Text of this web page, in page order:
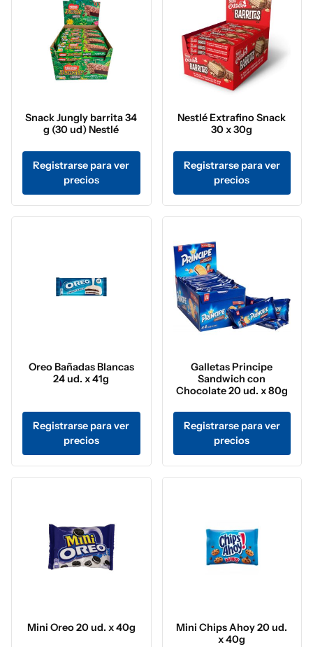
Snack Jungly barrita 34
g (30 ud) Nestlé
Registrarse para ver
precios
Nestlé Extrafino Snack
30 x 30g
Registrarse para ver
precios
Oreo Bañadas Blancas
24 ud. x 41g
Registrarse para ver
precios
Galletas Principe
Sandwich con
Chocolate 20 ud. x 80g
Registrarse para ver
precios
Mini Oreo 20 ud. x 40g
Mini Chips Ahoy 20 ud.
x 40g